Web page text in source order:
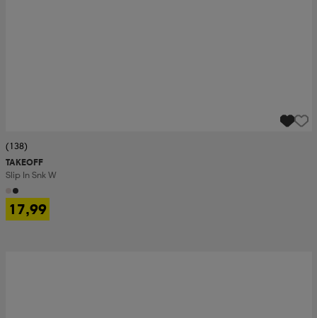
(138)
TAKEOFF
Slip In Snk W
17,99